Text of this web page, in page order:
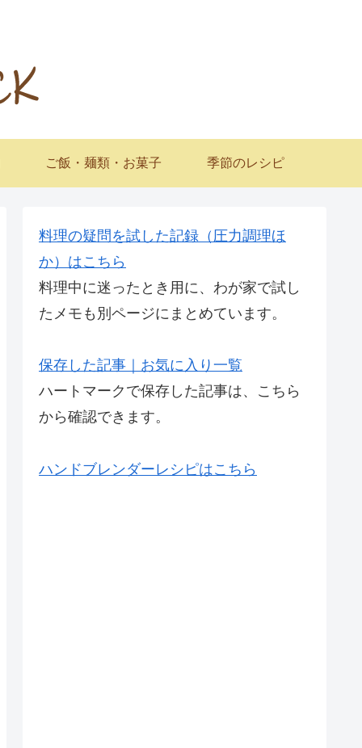
ご飯・麺類・お菓子 季節のレシピ
料理の疑問を試した記録（圧力調理ほ
か）はこちら
料理中に迷ったとき用に、わが家で試し
たメモも別ページにまとめています。
保存した記事｜お気に入り一覧
ハートマークで保存した記事は、こちら
から確認できます。
ハンドブレンダーレシピはこちら